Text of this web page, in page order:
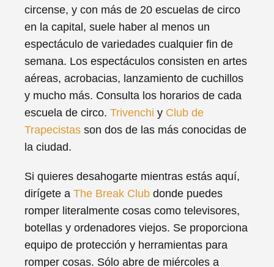
circense, y con más de 20 escuelas de circo
en la capital, suele haber al menos un
espectáculo de variedades cualquier fin de
semana. Los espectáculos consisten en artes
aéreas, acrobacias, lanzamiento de cuchillos
y mucho más. Consulta los horarios de cada
escuela de circo. Trivenchi y Club de
Trapecistas son dos de las más conocidas de
la ciudad.
Si quieres desahogarte mientras estás aquí,
dirígete a The Break Club donde puedes
romper literalmente cosas como televisores,
botellas y ordenadores viejos. Se proporciona
equipo de protección y herramientas para
romper cosas. Sólo abre de miércoles a